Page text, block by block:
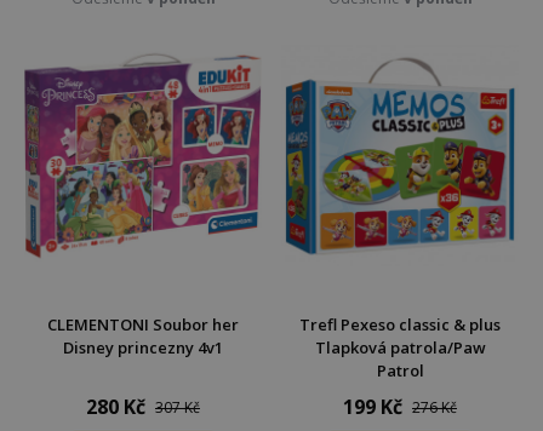
CLEMENTONI Soubor her
Disney princezny 4v1
280 Kč 307 Kč
Trefl Pexeso classic & plus
Tlapková patrola/Paw
Patrol
199 Kč 276 Kč